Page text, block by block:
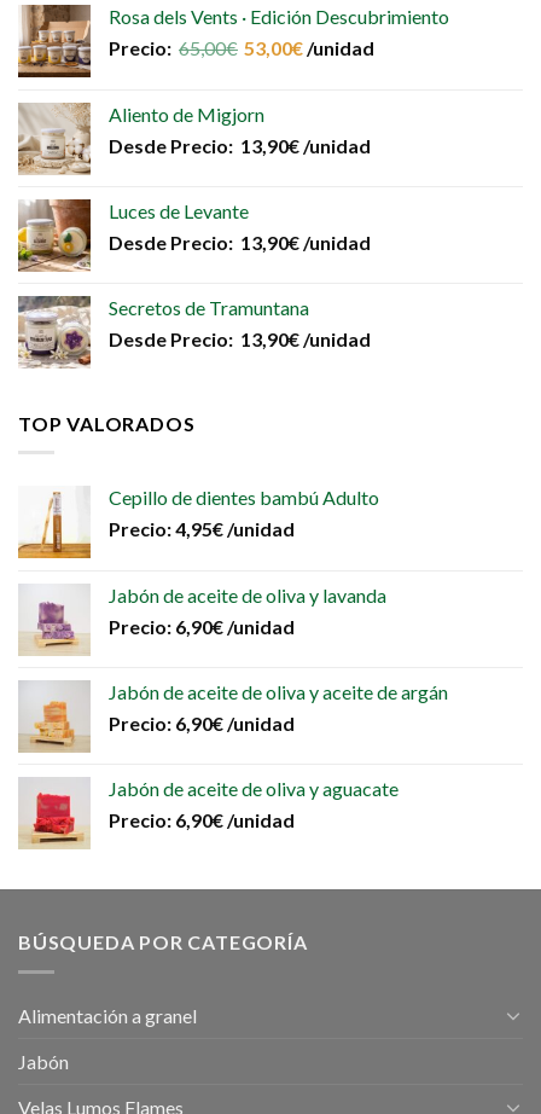
Rosa dels Vents · Edición Descubrimiento
Precio: 65,00€ 53,00€ /unidad
Aliento de Migjorn
Desde Precio: 13,90€ /unidad
Luces de Levante
Desde Precio: 13,90€ /unidad
Secretos de Tramuntana
Desde Precio: 13,90€ /unidad
TOP VALORADOS
Cepillo de dientes bambú Adulto
Precio:4,95€/unidad
Jabón de aceite de oliva y lavanda
Precio: 6,90€/unidad
Jabón de aceite de oliva y aceite de argán
Precio: 6,90€/unidad
Jabón de aceite de oliva y aguacate
Precio: 6,90€/unidad
BÚSQUEDA POR CATEGORÍA
Alimentación a granel
Jabón
Velas Lumos Flames